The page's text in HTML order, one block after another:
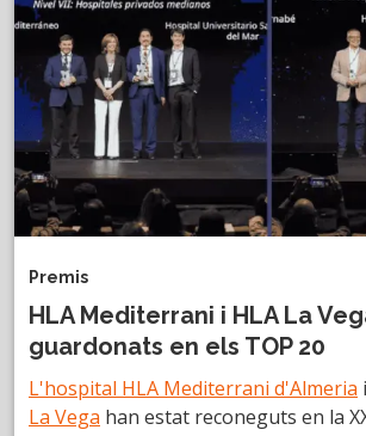
Premis
HLA Mediterrani i HLA La
guardonats en els TOP 20
L'hospital HLA Mediterrani d'Almeria i
La Vega han estat reconeguts en la